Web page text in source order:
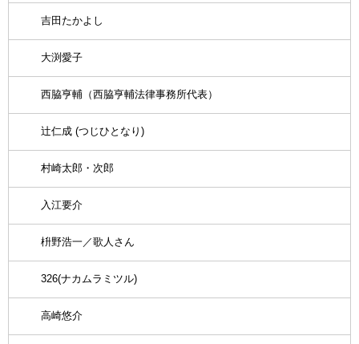
吉田たかよし
大渕愛子
西脇亨輔（西脇亨輔法律事務所代表）
辻仁成 (つじひとなり)
村崎太郎・次郎
入江要介
枡野浩一／歌人さん
326(ナカムラミツル)
高崎悠介